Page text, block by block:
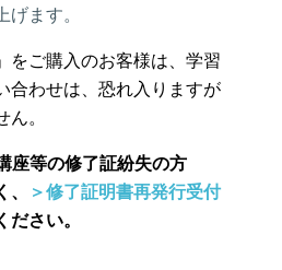
ます。
をご購入のお客様は、学習
合わせは、恐れ入りますが
。
座等の修了証紛失の方
＞修了証明書再発行受付
ださい。